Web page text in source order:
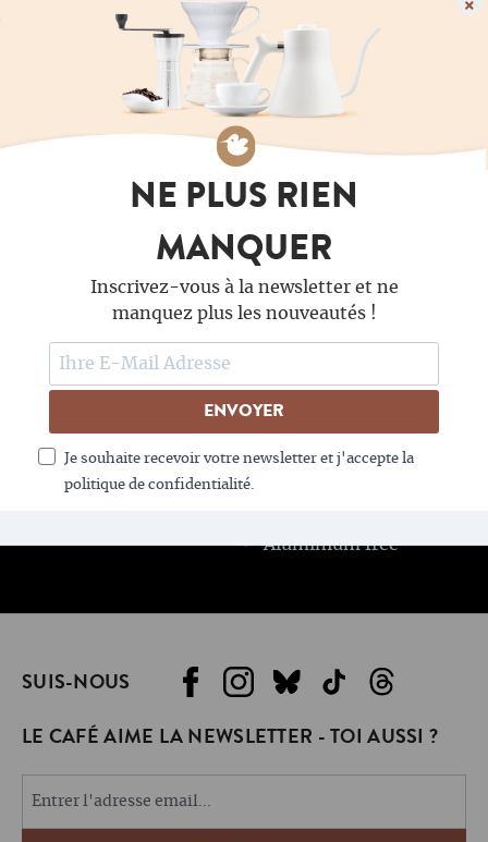
NE PLUS RIEN
MANQUER
Inscrivez-vous à la newsletter et ne
manquez plus les nouveautés !
ENVOYER
Je souhaite recevoir votre newsletter et j'accepte la
politique de confidentialité.
GRAND CHOIX DE
CAPSULES DE CAFÉ
CAPSULES ADAPTÉES À
Espresso
Café Crème
INTENSITÉ & FORCE
légère intensité
Ethiopia
Inde
Pérou
KAFFEE LABELS
Biologique
Commerce équitable
Aluminium free
SUIS-NOUS
LE CAFÉ AIME LA NEWSLETTER - TOI AUSSI ?